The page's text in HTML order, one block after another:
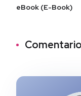
eBook (E-Book)